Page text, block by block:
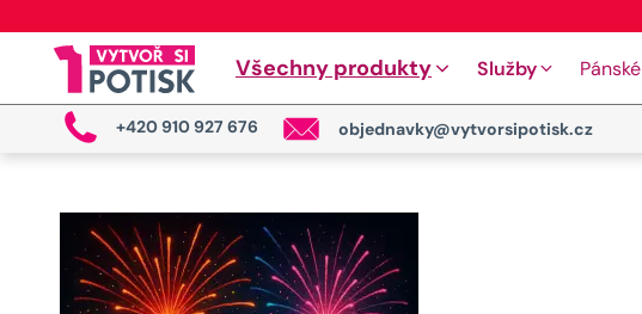
Všechny produkty Služby Pánské
+420 910 927 676 objednavky@vytvorsipotisk.cz